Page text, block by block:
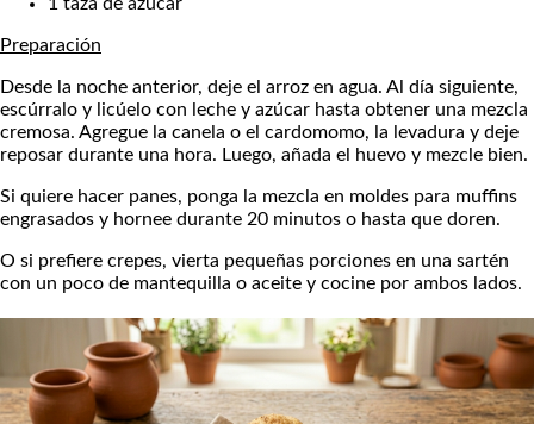
Preparación
Desde la noche anterior, deje el arroz en agua. Al día siguiente,
escúrralo y licúelo con leche y azúcar hasta obtener una mezcla
cremosa. Agregue la canela o el cardomomo, la levadura y deje
reposar durante una hora. Luego, añada el huevo y mezcle bien.
Si quiere hacer panes, ponga la mezcla en moldes para muffins
engrasados y hornee durante 20 minutos o hasta que doren.
O si prefiere crepes, vierta pequeñas porciones en una sartén
con un poco de mantequilla o aceite y cocine por ambos lados.